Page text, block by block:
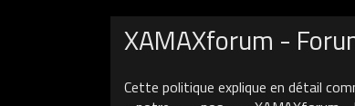
XAMAXforum -
Cette politique explique en détail